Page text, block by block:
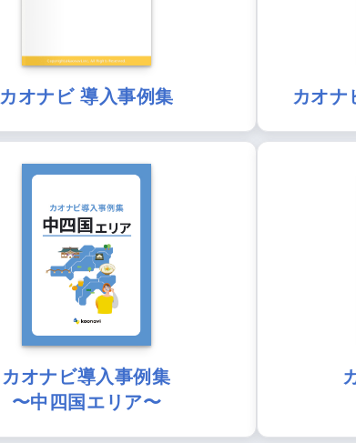
カオナビ 導入事例集 カオナ
カオナビ導入事例集
〜中四国エリア〜